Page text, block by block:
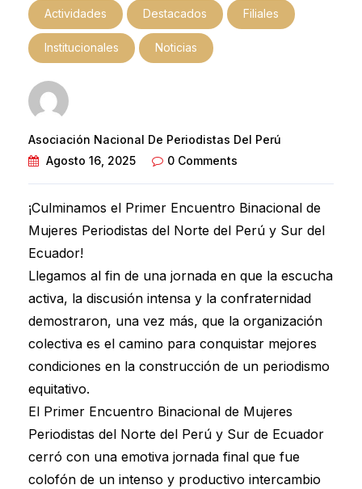
Actividades Destacados Filiales
Institucionales Noticias
Asociación Nacional De Periodistas Del Perú
Agosto 16, 2025
0 Comments
¡Culminamos el Primer Encuentro Binacional de
Mujeres Periodistas del Norte del Perú y Sur del
Ecuador!
Llegamos al fin de una jornada en que la escucha
activa, la discusión intensa y la confraternidad
demostraron, una vez más, que la organización
colectiva es el camino para conquistar mejores
condiciones en la construcción de un periodismo
equitativo.
El Primer Encuentro Binacional de Mujeres
Periodistas del Norte del Perú y Sur de Ecuador
cerró con una emotiva jornada final que fue
colofón de un intenso y productivo intercambio